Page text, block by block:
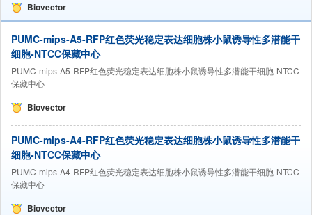
Biovector
PUMC-mips-A5-RFP红色荧光稳定表达细胞株小鼠诱导性多潜能干
细胞-NTCC保藏中心
PUMC-mips-A5-RFP红色荧光稳定表达细胞株小鼠诱导性多潜能干细胞-NTCC
保藏中心
Biovector
PUMC-mips-A4-RFP红色荧光稳定表达细胞株小鼠诱导性多潜能干
细胞-NTCC保藏中心
PUMC-mips-A4-RFP红色荧光稳定表达细胞株小鼠诱导性多潜能干细胞-NTCC
保藏中心
Biovector